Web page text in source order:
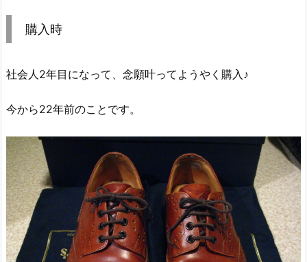
購入時
社会人2年目になって、念願叶ってようやく購入♪
今から22年前のことです。